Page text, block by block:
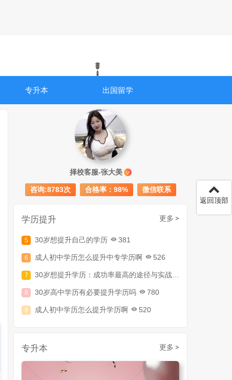
专升本 出国留学
择校客服-张大美 V
咨询:8783次 合格率：98% 微信联系
学历提升 更多 >
成人初中文凭怎么提升学历
367
30岁怎么提升学历 218
成人大专学历提升多少钱
30岁怎么提升学历 218
专升本 更多 >
返回顶部